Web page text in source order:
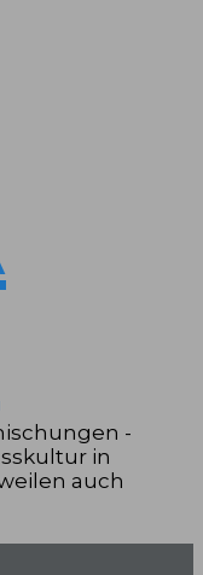
-
in
auch